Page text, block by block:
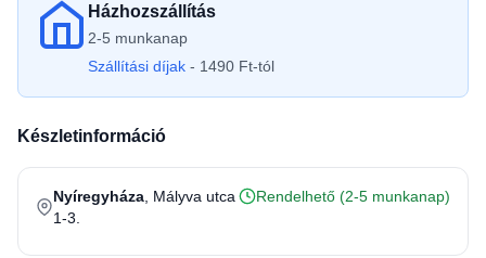
Házhozszállítás
2-5 munkanap
Szállítási díjak - 1490 Ft-tól
Készletinformáció
Nyíregyháza , Mályva utca
1-3.
Rendelhető (2-5 munkanap)